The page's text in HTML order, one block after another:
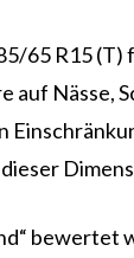
65 R15
auf Nässe,
bewertet